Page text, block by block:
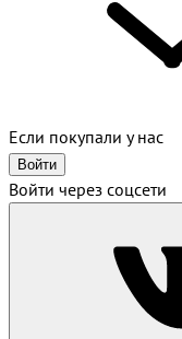
Если покупали у нас
Войти
Войти через соцсети